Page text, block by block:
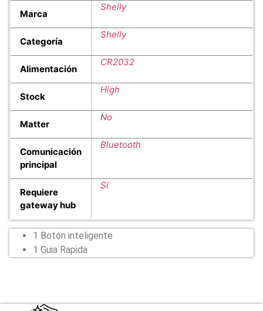
Marca
Shelly
Categoría
Shelly
Alimentación
CR2032
Stock
High
Matter
No
Comunicación
principal
Bluetooth
Requiere
gateway hub
Sí
1 Botón inteligente
1 Guia Rapida